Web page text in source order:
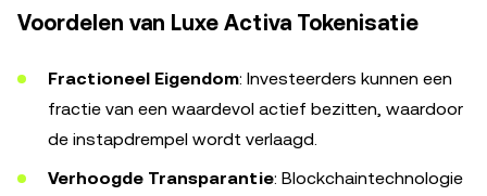
Voordelen van Luxe Activa Tokenisatie
Fractioneel Eigendom: Investeerders kunnen een
fractie van een waardevol actief bezitten, waardoor
de instapdrempel wordt verlaagd.
Verhoogde Transparantie: Blockchaintechnologie